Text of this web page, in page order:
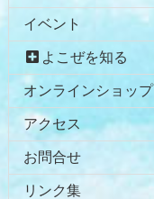
イベント
よこぜを知る
オンラインショップ
アクセス
お問合せ
リンク集